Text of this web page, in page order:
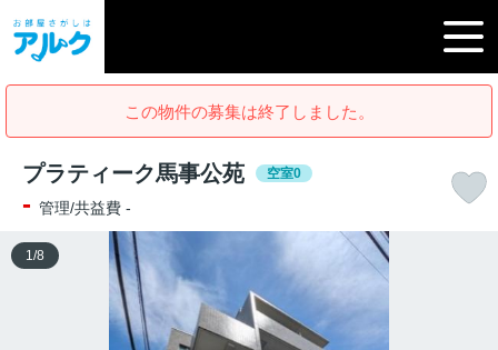
この物件の募集は終了しました。
プラティーク⾺事公苑 空室0
- 管理/共益費 -
1 /8